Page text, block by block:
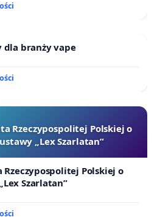
ten godzi nie tylko w
OFF-a, ale w całe nasze
To uchylenie furtki – a
bramy, do świata, w którym
od lat związanych z
osób zatrudnionych w
zastąpią maszyny.
dla branży vape
Rzeczypospolitej Polskiej o
„Lex Szarlatan”
Polskiej o
Szarlatan”